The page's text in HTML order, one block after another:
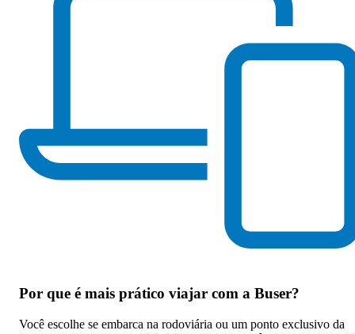
Por que é mais prático viajar com a Buser?
Você escolhe se embarca na rodoviária ou um ponto exclusivo da